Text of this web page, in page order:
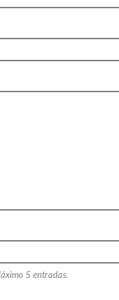
patrocinada por la
cuyo objetivo es
5 entradas.